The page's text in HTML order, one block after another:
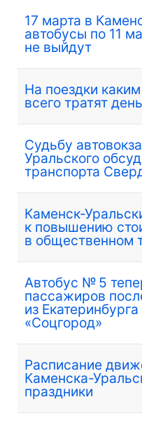
17 марта в
автобусы по 11
не выйдут
На поездки
всего тратят
Судьбу
Уральского
транспорта
Каменск-
к повышению
в общественном
Автобус № 5
пассажиров
из
«Соцгород»
Расписание
Каменска-
праздники